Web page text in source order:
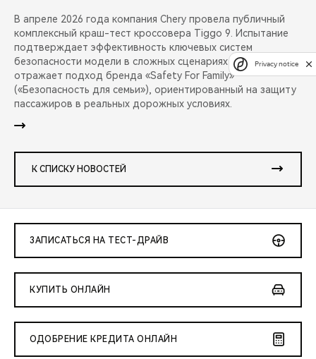
В апреле 2026 года компания Chery провела публичный
комплексный краш-тест кроссовера Tiggo 9. Испытание
подтверждает эффективность ключевых систем
безопасности модели в сложных сценариях аварий и
отражает подход бренда «Safety For Family»
(«Безопасность для семьи»), ориентированный на защиту
пассажиров в реальных дорожных условиях.
К СПИСКУ НОВОСТЕЙ
ЗАПИСАТЬСЯ НА ТЕСТ-ДРАЙВ
КУПИТЬ ОНЛАЙН
ОДОБРЕНИЕ КРЕДИТА ОНЛАЙН
Privacy notice